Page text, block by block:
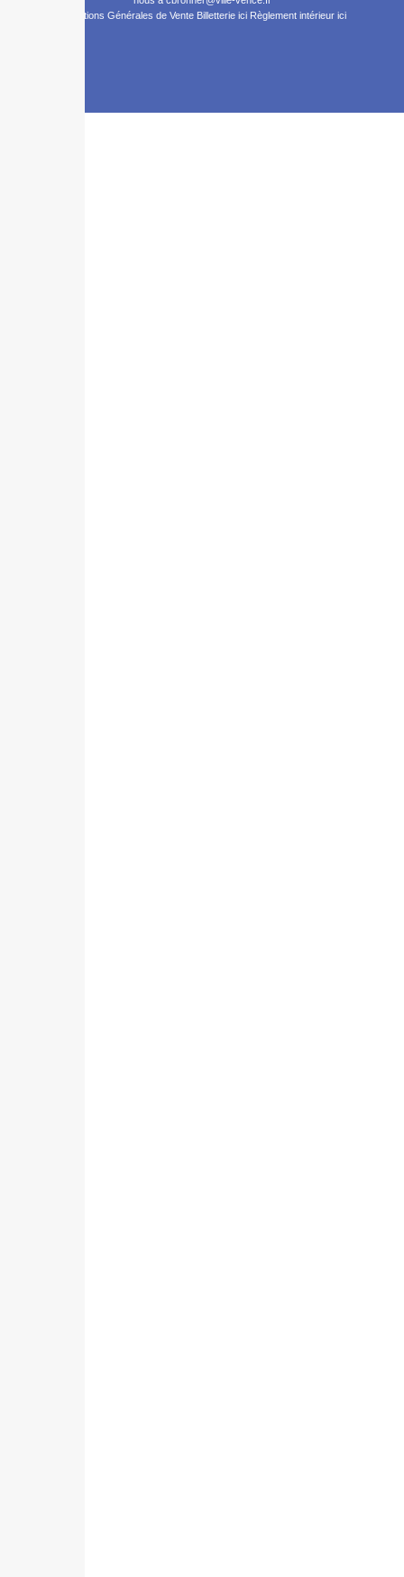
Conditions Générales de Vente Billetterie ici Règlement intérieur ici